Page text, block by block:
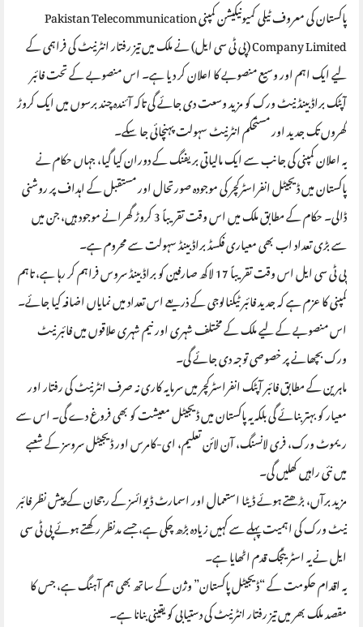
پاکستان کی معروف ٹیلی کمیونیکیشن کمپنی Pakistan Telecommunication
Company Limited (پی ٹی سی ایل) نے ملک میں تیز رفتار انٹرنیٹ کی فراہمی کے
لیے ایک اہم اور وسیع منصوبے کا اعلان کر دیا ہے۔ اس منصوبے کے تحت فائبر
آپٹک براڈ بینڈ نیٹ ورک کو مزید وسعت دی جائے گی تاکہ آئندہ چند برسوں میں ایک کروڑ
گھروں تک جدید اور مستحکم انٹرنیٹ سہولت پہنچائی جا سکے۔
یہ اعلان کمپنی کی جانب سے ایک مالیاتی بریفنگ کے دوران کیا گیا، جہاں حکام نے
پاکستان میں ڈیجیٹل انفراسٹرکچر کی موجودہ صورتحال اور مستقبل کے اہداف پر روشنی
ڈالی۔ حکام کے مطابق ملک میں اس وقت تقریباً 3 کروڑ گھرانے موجود ہیں، جن میں
سے بڑی تعداد اب بھی معیاری فکسڈ براڈ بینڈ سہولت سے محروم ہے۔
پی ٹی سی ایل اس وقت تقریباً 17 لاکھ صارفین کو براڈ بینڈ سروس فراہم کر رہا ہے، تاہم
کمپنی کا عزم ہے کہ جدید فائبر ٹیکنالوجی کے ذریعے اس تعداد میں نمایاں اضافہ کیا جائے۔
اس منصوبے کے لیے ملک کے مختلف شہری اور نیم شہری علاقوں میں فائبر نیٹ
ورک بچھانے پر خصوصی توجہ دی جائے گی۔
ماہرین کے مطابق فائبر آپٹک انفراسٹرکچر میں سرمایہ کاری نہ صرف انٹرنیٹ کی رفتار اور
معیار کو بہتر بنائے گی بلکہ یہ پاکستان میں ڈیجیٹل معیشت کو بھی فروغ دے گی۔ اس سے
ریموٹ ورک، فری لانسنگ، آن لائن تعلیم، ای-کامرس اور ڈیجیٹل سروسز کے شعبے
میں نئی راہیں کھلیں گی۔
مزید برآں، بڑھتے ہوئے ڈیٹا استعمال اور اسمارٹ ڈیوائسز کے رجحان کے پیش نظر فائبر
نیٹ ورک کی اہمیت پہلے سے کہیں زیادہ بڑھ چکی ہے، جسے مدنظر رکھتے ہوئے پی ٹی سی
ایل نے یہ اسٹریٹجک قدم اٹھایا ہے۔
یہ اقدام حکومت کے “ڈیجیٹل پاکستان” وژن کے ساتھ بھی ہم آہنگ ہے، جس کا
مقصد ملک بھر میں تیز رفتار انٹرنیٹ کی دستیابی کو یقینی بنانا ہے۔